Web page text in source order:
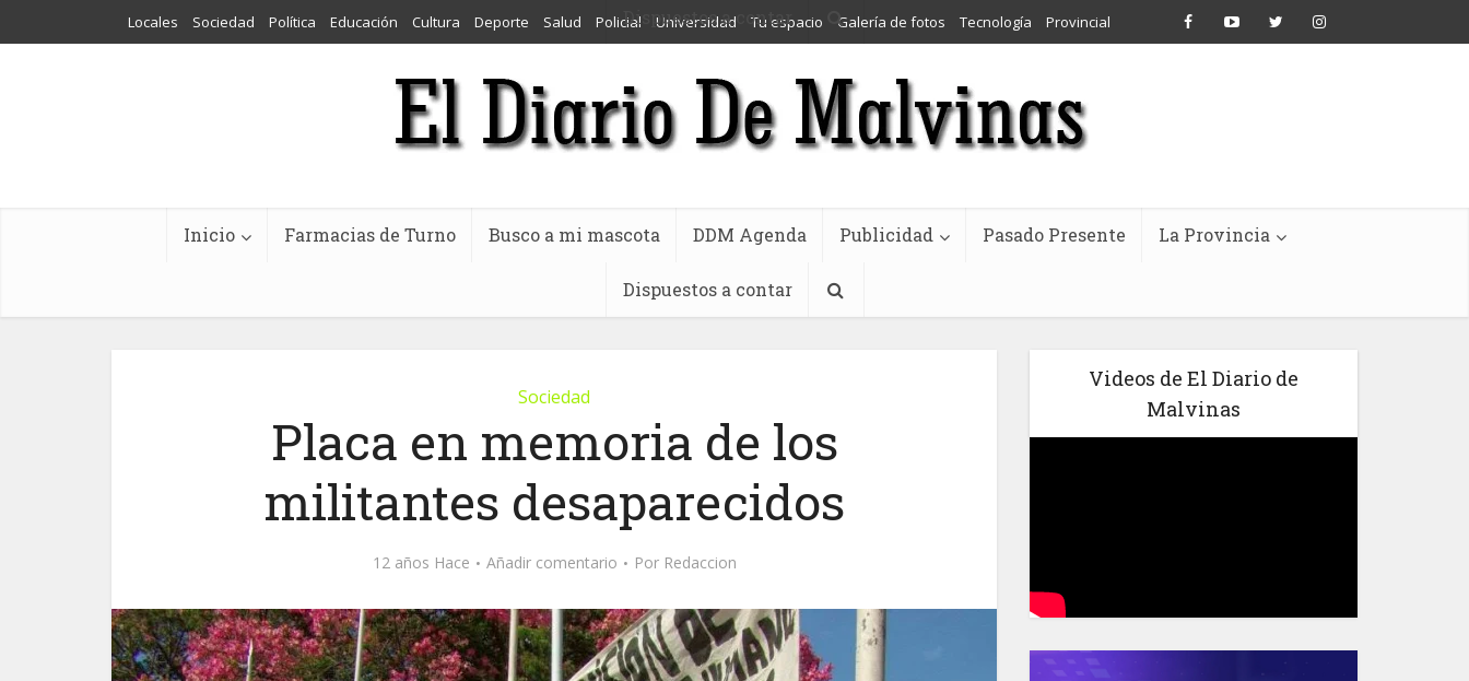
Dispuestos a contar
Locales Sociedad Política Educación Cultura Deporte Salud Policial Universidad Tu espacio Galería de fotos Tecnología Provincial
Inicio Farmacias de Turno Busco a mi mascota DDM Agenda Publicidad Pasado Presente La Provincia
Dispuestos a contar
Sociedad
Placa en memoria de los
militantes desaparecidos
12 años Hace Añadir comentario Por Redaccion
Videos de El Diario de
Malvinas